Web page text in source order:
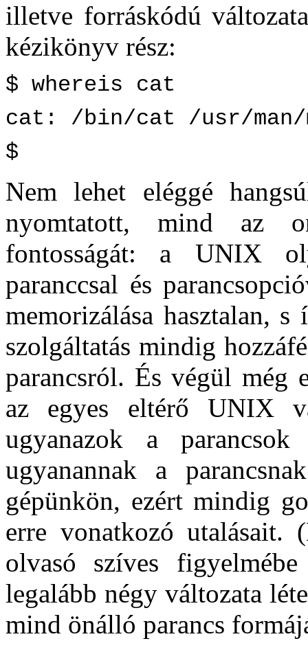
illetve forráskódú
kézikönyv rész:
$ whereis cat
cat: /bin/cat /usr/man/
$
Nem lehet eléggé
nyomtatott, mind az
fontosságát: a UNIX
paranccsal és
memorizálása hasztalan,
szolgáltatás mindig
parancsról. És végül még
az egyes eltérő UNIX
ugyanazok a
ugyanannak a
gépünkön, ezért mindig
erre vonatkozó utalásait.
olvasó szíves
legalább négy változata
mind önálló parancs